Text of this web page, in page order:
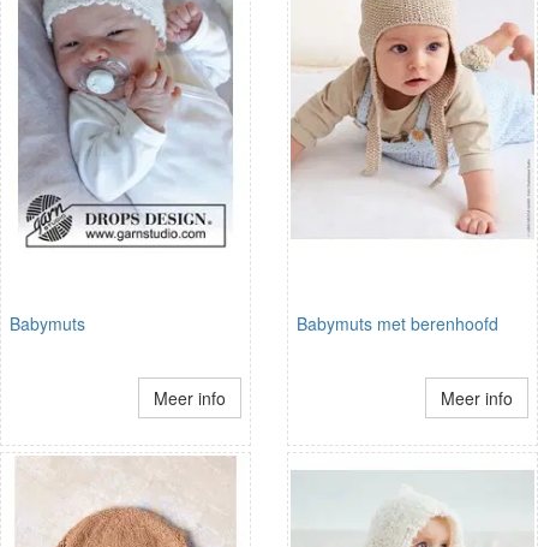
Babymuts
Meer info
Babymuts met berenhoofd
Meer info